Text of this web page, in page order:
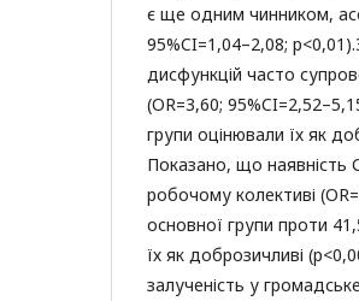
є ще одним чинником,
95%CI=1,04–2,08;
дисфункцій часто
(OR=3,60;
групи оцінювали їх як
Показано, що наявність
робочому колективі
основної групи проти
їх як доброзичливі
залученість у